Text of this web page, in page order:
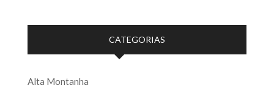
CATEGORIAS
Alta Montanha